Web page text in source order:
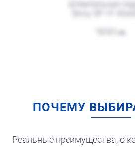
Штамп Все фигня. Переделать!
Штемпельная
300
Штемпельная
для
250
ПОЧЕМУ
Реальные преимущества, о